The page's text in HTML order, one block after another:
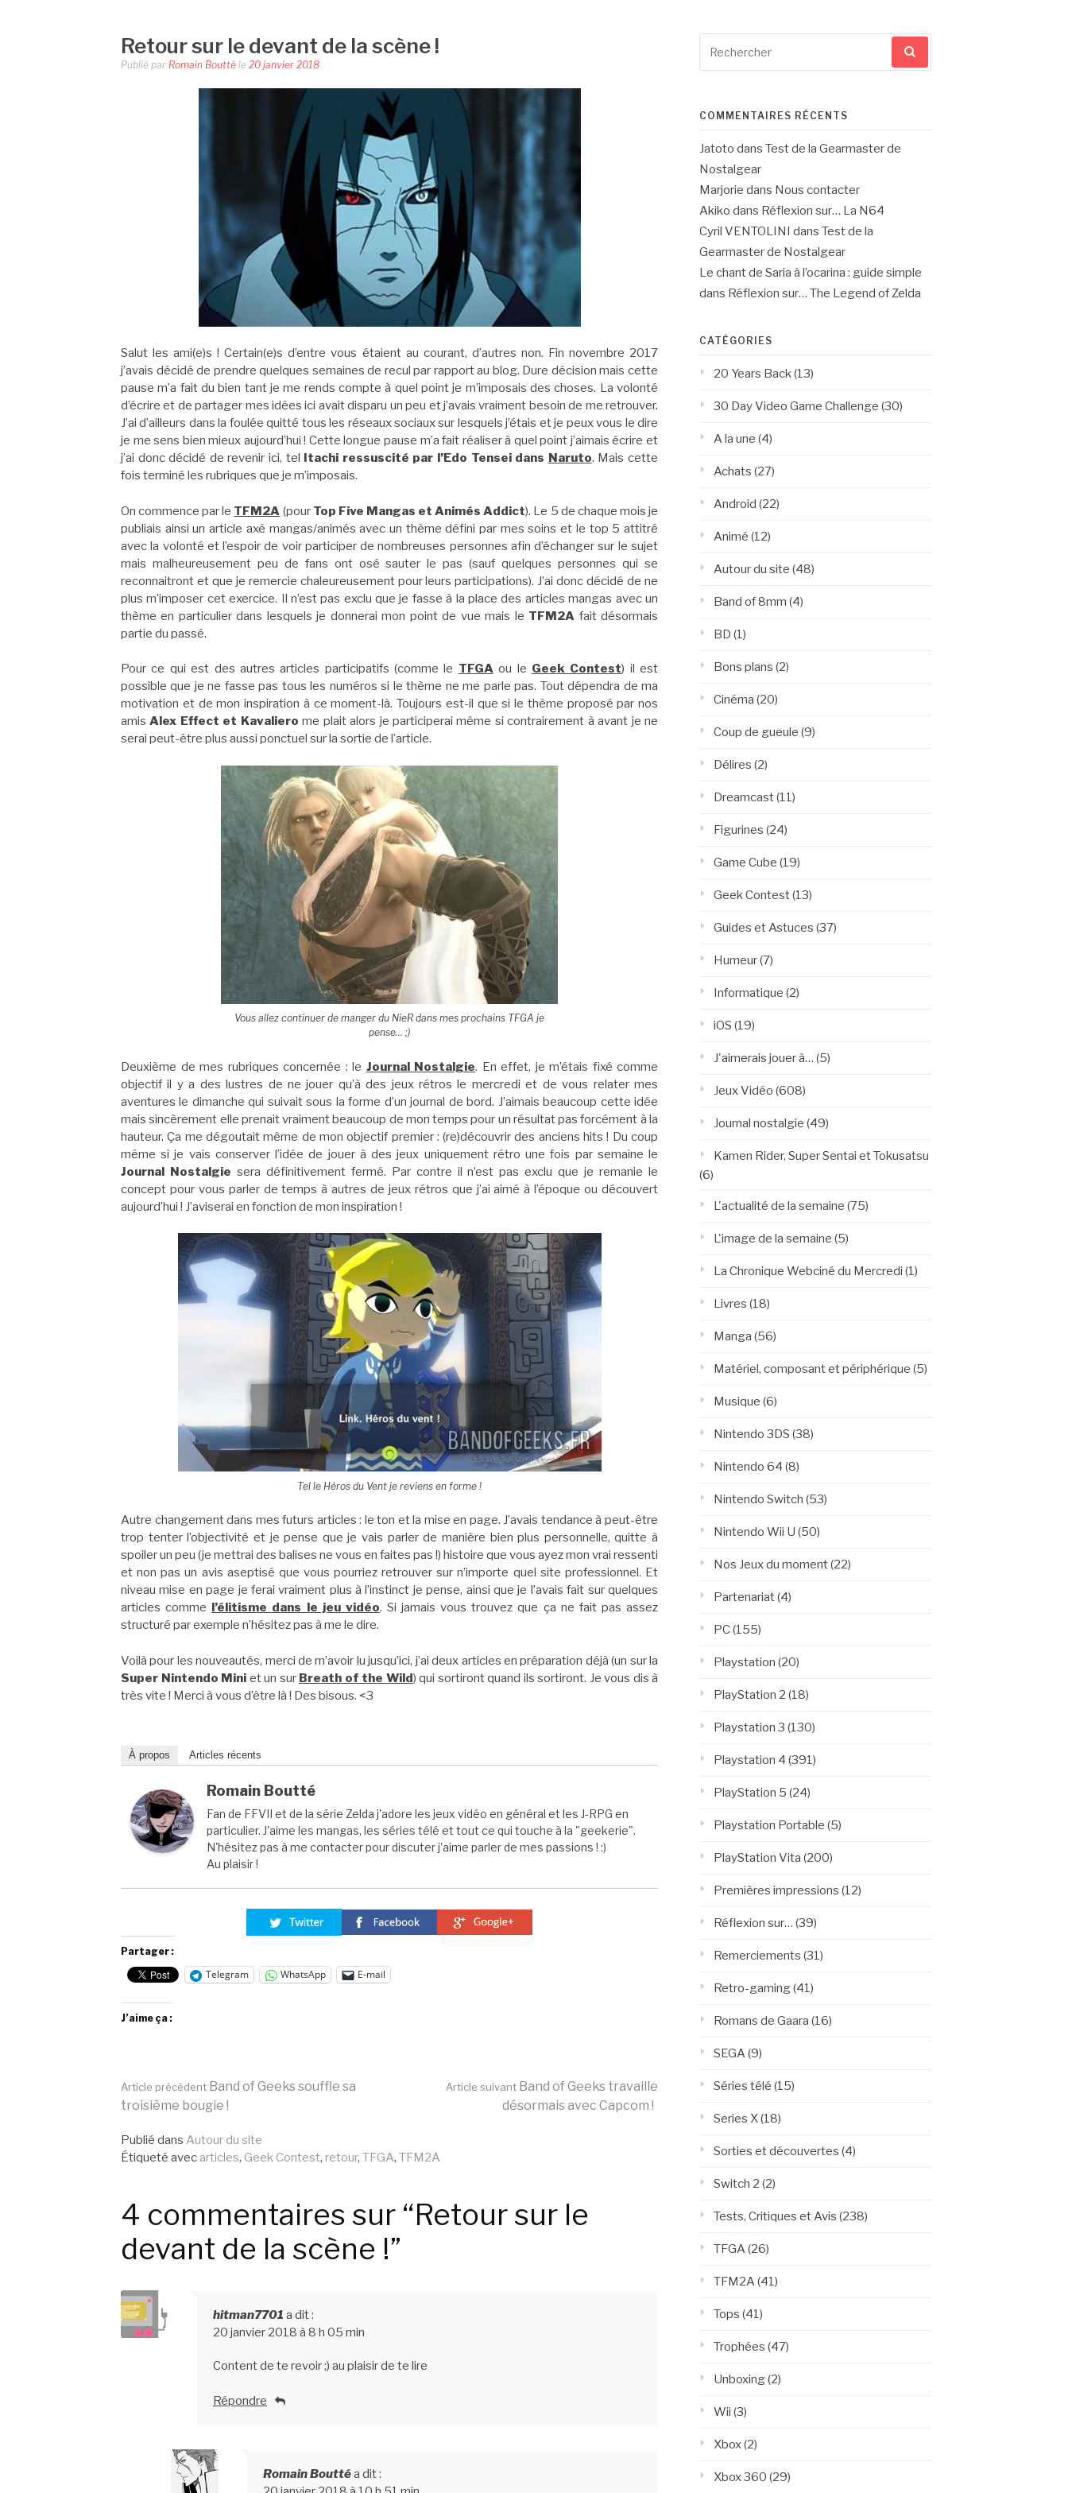
Retour sur le devant de la scène !
Publié par Romain Boutté le 20 janvier 2018
Salut les ami(e)s ! Certain(e)s d’entre vous étaient au courant, d’autres non. Fin novembre 2017
j’avais décidé de prendre quelques semaines de recul par rapport au blog. Dure décision mais cette
pause m’a fait du bien tant je me rends compte à quel point je m’imposais des choses. La volonté
d’écrire et de partager mes idées ici avait disparu un peu et j’avais vraiment besoin de me retrouver.
J’ai d’ailleurs dans la foulée quitté tous les réseaux sociaux sur lesquels j’étais et je peux vous le dire
je me sens bien mieux aujourd’hui ! Cette longue pause m’a fait réaliser à quel point j’aimais écrire et
j’ai donc décidé de revenir ici, tel Itachi ressuscité par l’Edo Tensei dans Naruto. Mais cette
fois terminé les rubriques que je m’imposais.
On commence par le TFM2A (pour Top Five Mangas et Animés Addict). Le 5 de chaque mois je
publiais ainsi un article axé mangas/animés avec un thème défini par mes soins et le top 5 attitré
avec la volonté et l’espoir de voir participer de nombreuses personnes afin d’échanger sur le sujet
mais malheureusement peu de fans ont osé sauter le pas (sauf quelques personnes qui se
reconnaitront et que je remercie chaleureusement pour leurs participations). J’ai donc décidé de ne
plus m’imposer cet exercice. Il n’est pas exclu que je fasse à la place des articles mangas avec un
thème en particulier dans lesquels je donnerai mon point de vue mais le TFM2A fait désormais
partie du passé.
Pour ce qui est des autres articles participatifs (comme le TFGA ou le Geek Contest) il est
possible que je ne fasse pas tous les numéros si le thème ne me parle pas. Tout dépendra de ma
motivation et de mon inspiration à ce moment-là. Toujours est-il que si le thème proposé par nos
amisAlex Effect et Kavaliero me plait alors je participerai même si contrairement à avant je ne
serai peut-être plus aussi ponctuel sur la sortie de l’article.
Vous allez continuer de manger du NieR dans mes prochains TFGA je
pense… ;)
Deuxième de mes rubriques concernée : le Journal Nostalgie. En effet, je m’étais fixé comme
objectif il y a des lustres de ne jouer qu’à des jeux rétros le mercredi et de vous relater mes
aventures le dimanche qui suivait sous la forme d’un journal de bord. J’aimais beaucoup cette idée
mais sincèrement elle prenait vraiment beaucoup de mon temps pour un résultat pas forcément à la
hauteur. Ça me dégoutait même de mon objectif premier : (re)découvrir des anciens hits ! Du coup
même si je vais conserver l’idée de jouer à des jeux uniquement rétro une fois par semaine le
Journal Nostalgie sera définitivement fermé. Par contre il n’est pas exclu que je remanie le
concept pour vous parler de temps à autres de jeux rétros que j’ai aimé à l’époque ou découvert
aujourd’hui ! J’aviserai en fonction de mon inspiration !
Tel le Héros du Vent je reviens en forme !
Autre changement dans mes futurs articles : le ton et la mise en page. J’avais tendance à peut-être
trop tenter l’objectivité et je pense que je vais parler de manière bien plus personnelle, quitte à
spoiler un peu (je mettrai des balises ne vous en faites pas !) histoire que vous ayez mon vrai ressenti
et non pas un avis aseptisé que vous pourriez retrouver sur n’importe quel site professionnel. Et
niveau mise en page je ferai vraiment plus à l’instinct je pense, ainsi que je l’avais fait sur quelques
articles comme
l’élitisme dans le jeu vidéo. Si jamais vous trouvez que ça ne fait pas assez
structuré par exemple n’hésitez pas à me le dire.
Voilà pour les nouveautés, merci de m’avoir lu jusqu’ici, j’ai deux articles en préparation déjà (un sur la
Super Nintendo Mini et un sur Breath of the Wild) qui sortiront quand ils sortiront. Je vous dis à
très vite ! Merci à vous d’être là ! Des bisous. <3
À propos Articles récents
Romain Boutté
Fan de FFVII et de la série Zelda j'adore les jeux vidéo en général et les J-RPG en
particulier. J'aime les mangas, les séries télé et tout ce qui touche à la "geekerie".
N'hésitez pas à me contacter pour discuter j'aime parler de mes passions ! :)
Au plaisir !
Partager :
Telegram WhatsApp E-mail
J’aime ça :
Lire
la
suite
Article précédent Band of Geeks souffle sa
troisième bougie !
Article suivant Band of Geeks travaille
désormais avec Capcom !
Publié dans Autour du site
Étiqueté avec articles, Geek Contest, retour, TFGA, TFM2A
4 commentaires sur “Retour sur le
devant de la scène !”
hitman7701 a dit :
20 janvier 2018 à 8 h 05 min
Content de te revoir ;) au plaisir de te lire
Répondre
Romain Bouttéa dit :
pour
COMMENTAIRES RÉCENTS
Jatoto dans Test de la Gearmaster de
Nostalgear
Marjorie dans Nous contacter
Akiko dans Réflexion sur… La N64
Cyril VENTOLINI dans Test de la
Gearmaster de Nostalgear
Le chant de Saria à l’ocarina : guide simple
dans Réflexion sur… The Legend of Zelda
CATÉGORIES
20 Years Back (13)
30 Day Video Game Challenge (30)
A la une (4)
Achats (27)
Android (22)
Animé (12)
Autour du site (48)
Band of 8mm (4)
BD (1)
Bons plans (2)
Cinéma (20)
Coup de gueule (9)
Délires (2)
Dreamcast(11)
Figurines (24)
Game Cube (19)
Geek Contest(13)
Guides et Astuces (37)
Humeur(7)
Informatique (2)
iOS (19)
J'aimerais jouer à… (5)
Jeux Vidéo (608)
Journal nostalgie (49)
Kamen Rider, Super Sentai et Tokusatsu
(6)
L'actualité de la semaine (75)
L'image de la semaine (5)
La Chronique Webciné du Mercredi (1)
Livres (18)
Manga (56)
Matériel, composant et périphérique (5)
Musique (6)
Nintendo 3DS (38)
Nintendo 64 (8)
Nintendo Switch (53)
Nintendo Wii U (50)
Nos Jeux du moment(22)
Partenariat(4)
PC(155)
Playstation (20)
PlayStation 2 (18)
Playstation 3 (130)
Playstation 4 (391)
PlayStation 5 (24)
Playstation Portable (5)
PlayStation Vita (200)
Premières impressions (12)
Réflexion sur… (39)
Remerciements (31)
Retro-gaming(41)
Romans de Gaara (16)
SEGA (9)
Séries télé (15)
Series X(18)
Sorties et découvertes (4)
Switch 2 (2)
Tests, Critiques et Avis (238)
TFGA (26)
TFM2A (41)
Tops (41)
Trophées (47)
Unboxing(2)
Wii (3)
Xbox(2)
Xbox 360 (29)